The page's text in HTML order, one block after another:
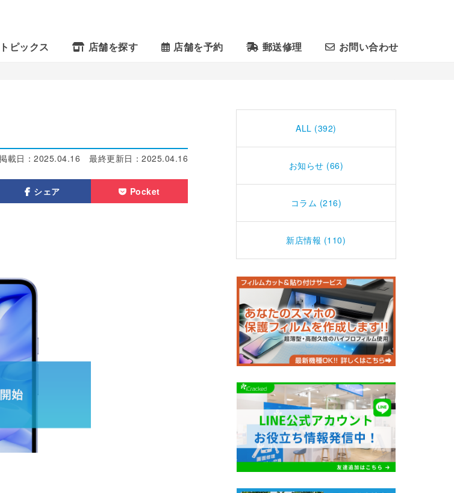
トピックス 店舗を探す 店舗を予約 郵送修理 お問い合わせ
最終更新日： 2025.04.16
載日： 2025.04.16
シェア Pocket
ALL (392)
お知らせ (66)
コラム (216)
新店情報 (110)